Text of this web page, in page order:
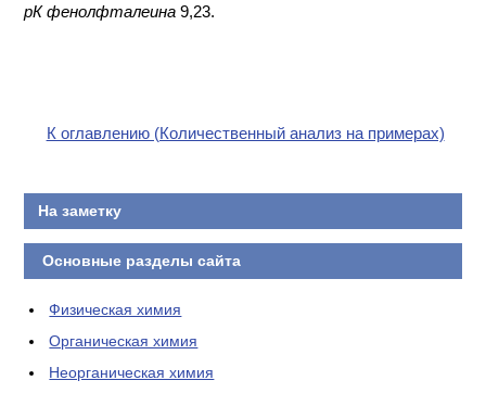
рК фенолфталеина 9,23.
К оглавлению (Количественный анализ на примерах)
На заметку
Основные разделы сайта
Физическая химия
Органическая химия
Неорганическая химия